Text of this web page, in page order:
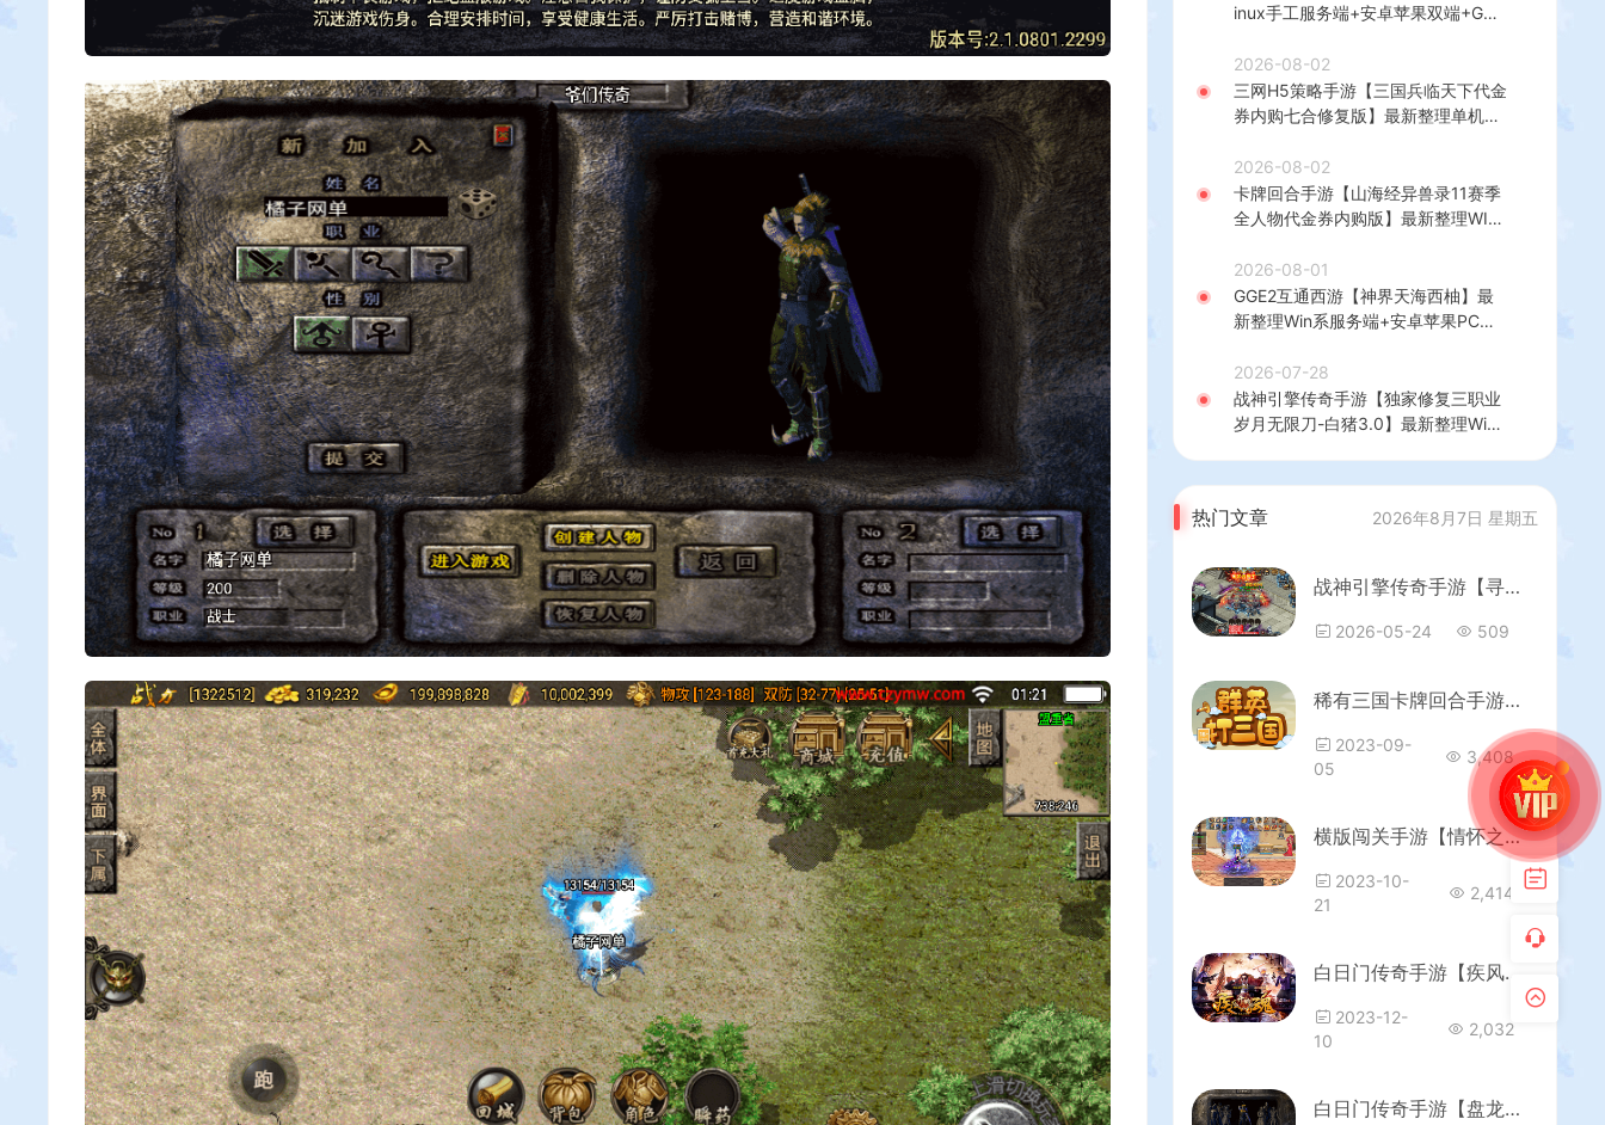
inux手工服务端+安卓苹果双端+GM
教程
2026-08-02
三网H5策略手游【三国兵临天下代金
券内购七合修复版】最新整理单机一
理后台+GM授权后台+简易安卓客户
端+详细搭建教程+视频教程
2026-08-02
卡牌回合手游【山海经异兽录11赛季
全人物代金券内购版】最新整理WIN
+热更修改工具+安卓+详细搭建教程
2026-08-01
GGE2互通西游【神界天海西柚】最
新整理Win系服务端+安卓苹果PC三
建教程
2026-07-28
战神引擎传奇手游【独家修复三职业
岁月无限刀-白猪3.0】最新整理Win
热门文章 2026年8月7日 星期五
战神引擎传奇手游【寻梦录单职业八大陆-白猪G2.5免授权】最新整理Win系特色端+安卓苹果双端+GM授权物品后台+详细搭建教程
2026-05-24 509
稀有三国卡牌回合手游【群英斗三国】最新整理Linux手工服务端+安卓+运营后台+CDK授权后台+GM授权后台+详细搭建教程
2023-09-
05
3,408
横版闯关手游【情怀之星辰阿拉德】最新整理Linux手工服务端+中文配套表+WEB管理后台+GM授权后台+安卓苹果双端+详细搭建教程
2023-10-
21
2,414
白日门传奇手游【疾风剑魂】最新整理Win一键即玩服务端+安卓+GM后台+详细搭建教程
2023-12-
10
2,032
白日门传奇手游【盘龙传奇单职业】最新整理Win系特色服务端+安卓+GM后台+详细搭建教程